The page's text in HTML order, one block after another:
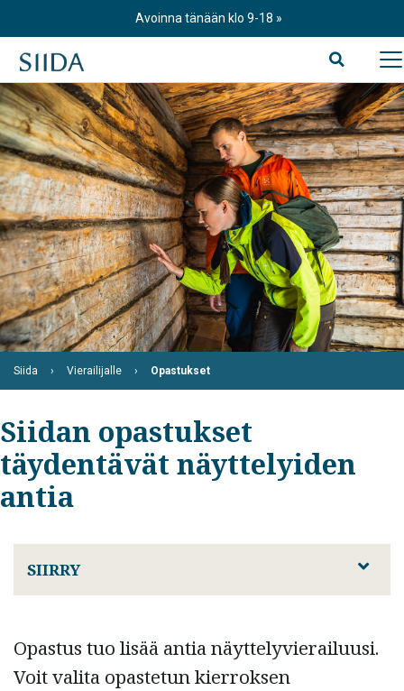
Avoinna tänään klo 9-18
Siida Vierailijalle Opastukset
Siidan opastukset
täydentävät näyttelyiden
antia
SIIRRY
Opastus tuo lisää antia näyttelyvierailuusi.
Voit valita opastetun kierroksen